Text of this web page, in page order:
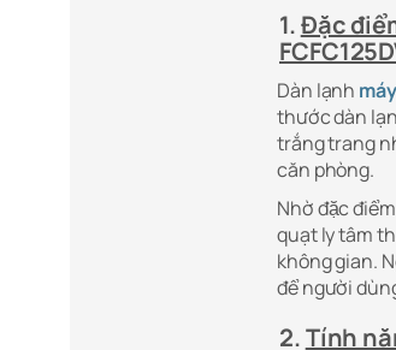
1.Đặc
Dàn lạnh
thước dàn
trắng trang
căn phòng.
Nhờ đặc
quạt ly tâm
không gian.
để người
2.Tính